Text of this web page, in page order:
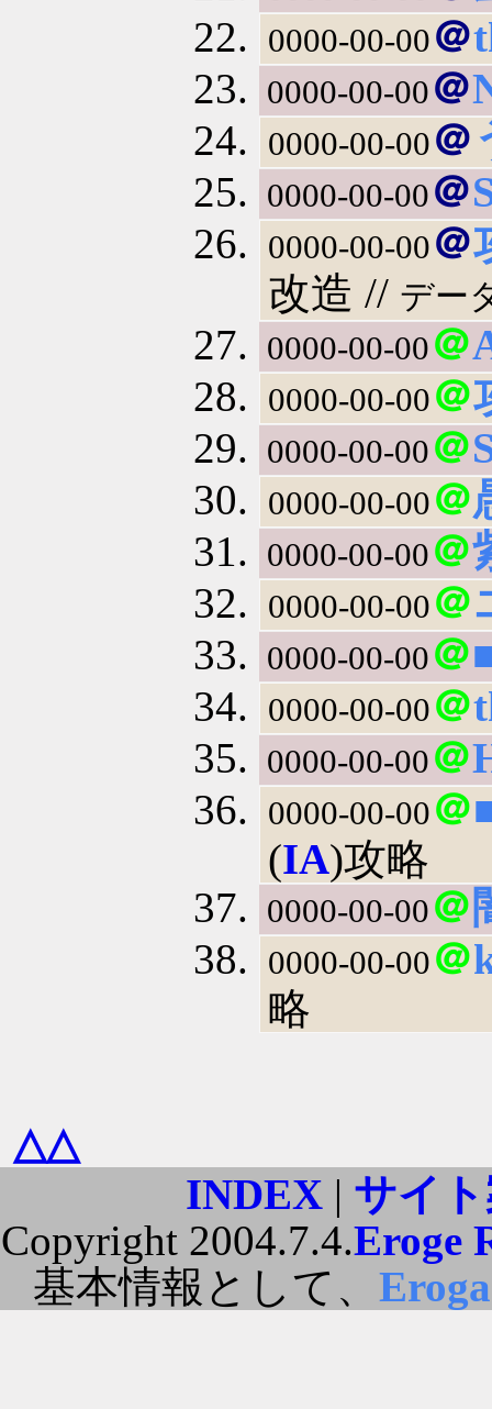
0000-00-00＠
0000-00-00＠
0000-00-00＠
0000-00-00＠
0000-00-00＠
改造 // デー
0000-00-00＠
0000-00-00＠
0000-00-00＠
0000-00-00＠
0000-00-00＠
0000-00-00＠
0000-00-00＠
0000-00-00＠
0000-00-00＠
0000-00-00＠
(IA)攻略
0000-00-00＠
0000-00-00＠
略
△△
INDEX| サイ
Copyright 2004.7.4.Eroge
基本情報として、